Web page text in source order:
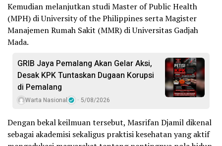
Kemudian melanjutkan studi Master of Public Health
(MPH) di University of the Philippines serta Magister
Manajemen Rumah Sakit (MMR) di Universitas Gadjah
Mada.
GRIB Jaya Pemalang Akan Gelar Aksi,
Desak KPK Tuntaskan Dugaan Korupsi
di Pemalang
Warta Nasional 5/08/2026
Dengan bekal keilmuan tersebut, Masrifan Djamil dikenal
sebagai akademisi sekaligus praktisi kesehatan yang aktif